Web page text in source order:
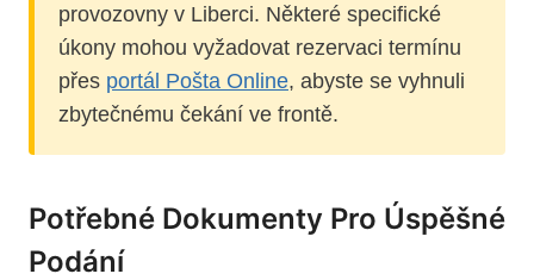
provozovny v Liberci. Některé specifické
úkony mohou vyžadovat rezervaci termínu
přes portál Pošta Online, abyste se vyhnuli
zbytečnému čekání ve frontě.
Potřebné Dokumenty Pro Úspěšné
Podání